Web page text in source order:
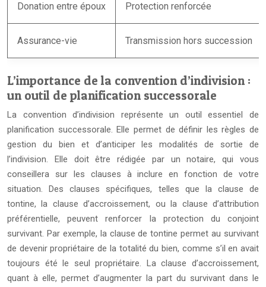
Donation entre époux Protection renforcée
Assurance-vie Transmission hors succession
L’importance de la convention d’indivision :
un outil de planification successorale
La convention d’indivision représente un outil essentiel de
planification successorale. Elle permet de définir les règles de
gestion du bien et d’anticiper les modalités de sortie de
l’indivision. Elle doit être rédigée par un notaire, qui vous
conseillera sur les clauses à inclure en fonction de votre
situation. Des clauses spécifiques, telles que la clause de
tontine, la clause d’accroissement, ou la clause d’attribution
préférentielle, peuvent renforcer la protection du conjoint
survivant. Par exemple, la clause de tontine permet au survivant
de devenir propriétaire de la totalité du bien, comme s’il en avait
toujours été le seul propriétaire. La clause d’accroissement,
quant à elle, permet d’augmenter la part du survivant dans le